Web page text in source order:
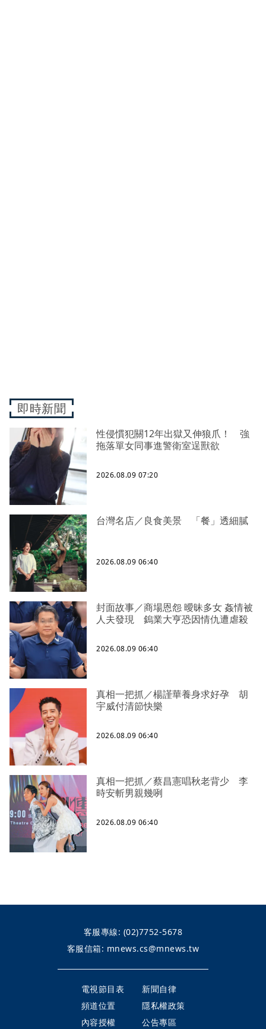
即時新聞
性侵慣犯關12年出獄又伸狼爪！ 強
拖落單女同事進警衛室逞獸欲
2026.08.09 07:20
台灣名店／良食美景 「餐」透細膩
2026.08.09 06:40
封面故事／商場恩怨 曖昧多女 姦情被
人夫發現 鎢業大亨恐因情仇遭虐殺
2026.08.09 06:40
真相一把抓／楊謹華養身求好孕 胡
宇威付清節快樂
2026.08.09 06:40
真相一把抓／蔡昌憲唱秋老背少 李
時安斬男親幾咧
2026.08.09 06:40
客服專線: (02)7752-5678
客服信箱: mnews.cs@mnews.tw
電視節目表
新聞自律
頻道位置
隱私權政策
內容授權
公告專區